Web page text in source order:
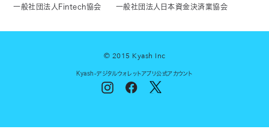
一般社団法人Fintech協会 一般社団法人日本資金決済業協会
© 2015 Kyash Inc
Kyash-デジタルウォレットアプリ公式アカウント